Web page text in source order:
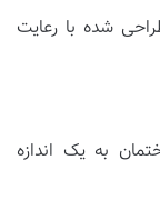
شده با رعایت
به یک اندازه